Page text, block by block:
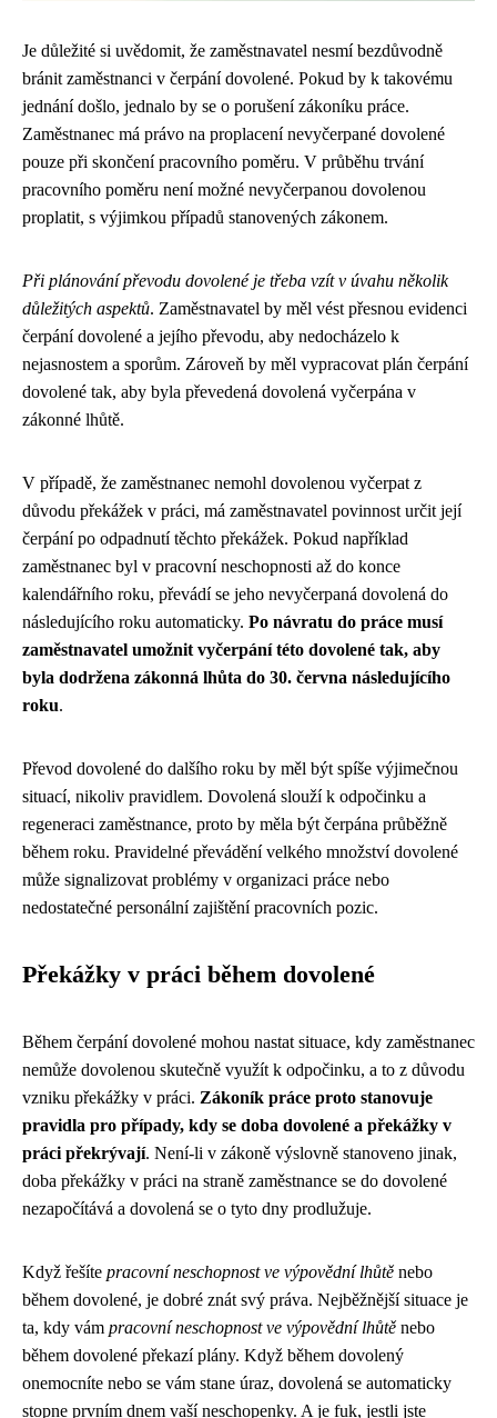
Je důležité si uvědomit, že zaměstnavatel nesmí bezdůvodně
bránit zaměstnanci v čerpání dovolené. Pokud by k takovému
jednání došlo, jednalo by se o porušení zákoníku práce.
Zaměstnanec má právo na proplacení nevyčerpané dovolené
pouze při skončení pracovního poměru. V průběhu trvání
pracovního poměru není možné nevyčerpanou dovolenou
proplatit, s výjimkou případů stanovených zákonem.
Při plánování převodu dovolené je třeba vzít v úvahu několik
důležitých aspektů. Zaměstnavatel by měl vést přesnou evidenci
čerpání dovolené a jejího převodu, aby nedocházelo k
nejasnostem a sporům. Zároveň by měl vypracovat plán čerpání
dovolené tak, aby byla převedená dovolená vyčerpána v
zákonné lhůtě.
V případě, že zaměstnanec nemohl dovolenou vyčerpat z
důvodu překážek v práci, má zaměstnavatel povinnost určit její
čerpání po odpadnutí těchto překážek. Pokud například
zaměstnanec byl v pracovní neschopnosti až do konce
kalendářního roku, převádí se jeho nevyčerpaná dovolená do
následujícího roku automaticky. Po návratu do práce musí
zaměstnavatel umožnit vyčerpání této dovolené tak, aby
byla dodržena zákonná lhůta do 30. června následujícího
roku.
Převod dovolené do dalšího roku by měl být spíše výjimečnou
situací, nikoliv pravidlem. Dovolená slouží k odpočinku a
regeneraci zaměstnance, proto by měla být čerpána průběžně
během roku. Pravidelné převádění velkého množství dovolené
může signalizovat problémy v organizaci práce nebo
nedostatečné personální zajištění pracovních pozic.
Překážky v práci během dovolené
Během čerpání dovolené mohou nastat situace, kdy zaměstnanec
nemůže dovolenou skutečně využít k odpočinku, a to z důvodu
vzniku překážky v práci. Zákoník práce proto stanovuje
pravidla pro případy, kdy se doba dovolené a překážky v
práci překrývají. Není-li v zákoně výslovně stanoveno jinak,
doba překážky v práci na straně zaměstnance se do dovolené
nezapočítává a dovolená se o tyto dny prodlužuje.
Když řešíte pracovní neschopnost ve výpovědní lhůtě nebo
během dovolené, je dobré znát svý práva. Nejběžnější situace je
ta, kdy vám pracovní neschopnost ve výpovědní lhůtě nebo
během dovolené překazí plány. Když během dovolený
onemocníte nebo se vám stane úraz, dovolená se automaticky
stopne prvním dnem vaší neschopenky. A je fuk, jestli jste